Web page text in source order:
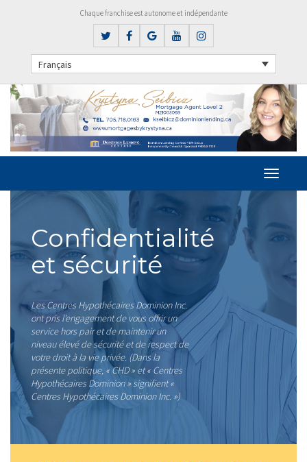
Chaque franchise est autonome et indépendante
Français
Confidentialité
et sécurité
Les Centres Hypothécaires Dominion Inc.
ont pris l’engagement de vous offrir un
service hors pair et de maintenir un
niveau élevé de sécurité et de respect de
votre droit à la vie privée. (Dans la
présente politique, « CHD » et « Centres
Hypothécaires Dominion » signifient «
Centres Hypothécaires Dominion Inc. »)